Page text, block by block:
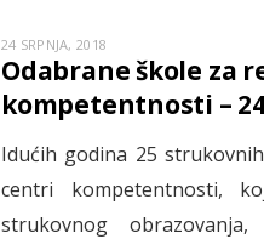
24 SRPNJA, 2018
Odabrane škole za
kompetentnosti –
Idućih godina 25
centri kompetentnosti,
strukovnog